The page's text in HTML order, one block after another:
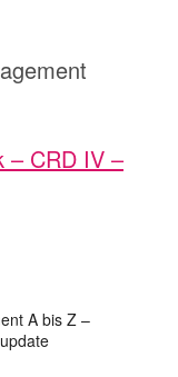
– CRD IV –
A bis Z –